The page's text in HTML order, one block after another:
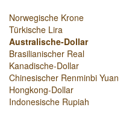
Norwegische Krone
Türkische Lira
Australische-Dollar
Brasilianischer Real
Kanadische-Dollar
Chinesischer Renminbi Yuan
Hongkong-Dollar
Indonesische Rupiah